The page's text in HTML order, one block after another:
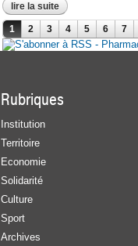
lire la suite de pharmacie sers
Pages
1 2 3 4 5 6 7
Rubriques
Institution
Territoire
Economie
Solidarité
Culture
Sport
Archives